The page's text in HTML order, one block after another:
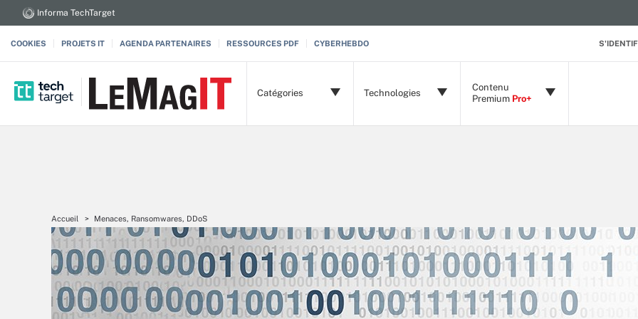
Informa TechTarget
COOKIES PROJETS IT AGENDA PARTENAIRES RESSOURCES PDF CYBERHEBDO
Catégories Technologies
Contenu
Premium Pro+
Accueil Menaces, Ransomwares, DDoS